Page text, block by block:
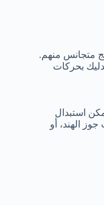
متجانس منهم.
بحركات
استبدال
الهند، أو